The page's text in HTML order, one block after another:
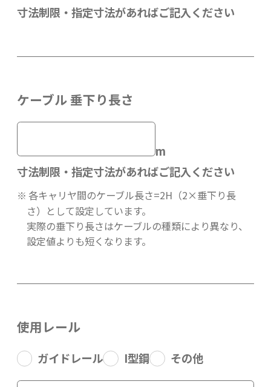
寸法制限・指定寸法があればご記入ください
ケーブル 垂下り長さ
m
寸法制限・指定寸法があればご記入ください
各キャリヤ間のケーブル長さ=2H（2×垂下り長
さ）として設定しています。
実際の垂下り長さはケーブルの種類により異なり、
設定値よりも短くなります。
使用レール
ガイドレール I型鋼 その他